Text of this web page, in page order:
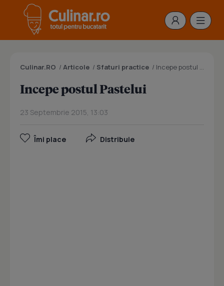
Culinar.RO / Articole / Sfaturi practice / Incepe postul Pastelui
Incepe postul Pastelui
23 Septembrie 2015, 13:03
Îmi place Distribuie